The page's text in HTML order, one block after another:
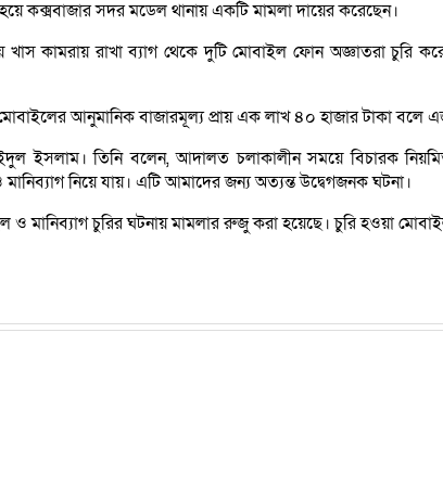
কক্সবাজার সদর মডেল থানায় একটি মামলা দায়ের করেছেন।
কামরায় রাখা ব্যাগ থেকে দুটি মোবাইল ফোন অজ্ঞাতরা চুরি করে
আনুমানিক বাজারমূল্য প্রায় এক লাখ ৪০ হাজার টাকা বলে
ইসলাম। তিনি বলেন, আদালত চলাকালীন সময়ে বিচারক
নিয়ে যায়। এটি আমাদের জন্য অত্যন্ত উদ্বেগজনক ঘটনা।
চুরির ঘটনায় মামলার রুজু করা হয়েছে। চুরি হওয়া মোবাইল